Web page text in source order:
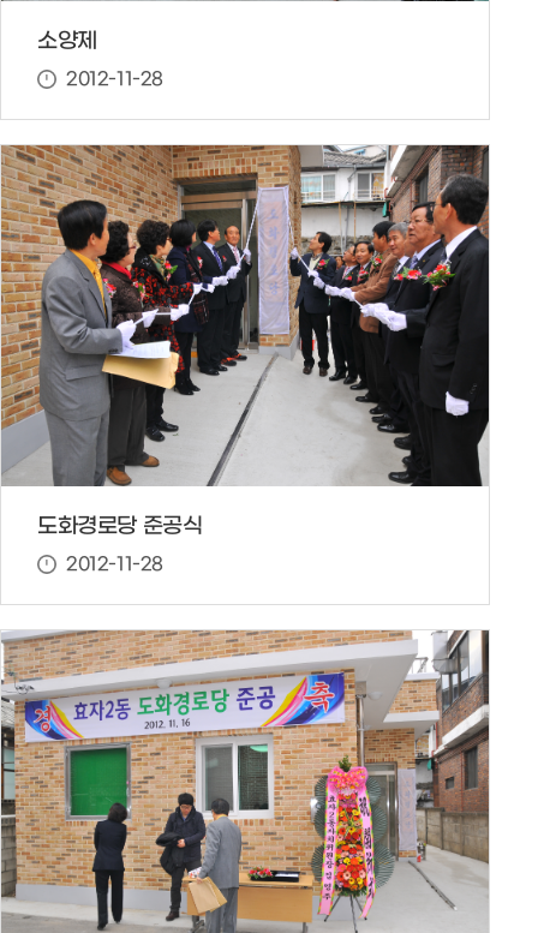
소양제
2012-11-28
도화경로당 준공식
2012-11-28